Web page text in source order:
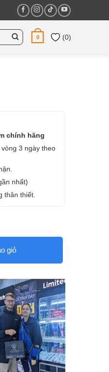
0 (0)
chính hãng
3 ngày theo
nhất)
thân thiết.
giỏ